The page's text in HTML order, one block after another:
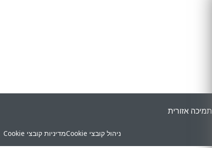
תמיכה אזורית
ניהול קובצי Cookie מדיניות קובצי Cookie